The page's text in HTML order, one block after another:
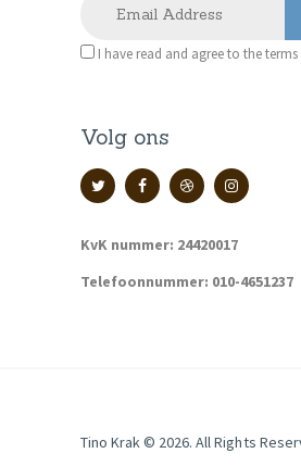
I have read and agree to the
Volg ons
KvK nummer: 24420017
Telefoonnummer: 010-4651237
Tino Krak © 2026. All Rights